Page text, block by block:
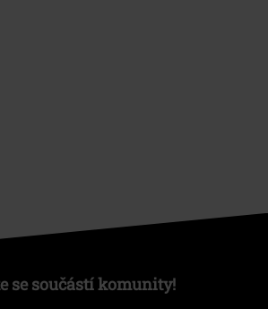
se součástí komunity!